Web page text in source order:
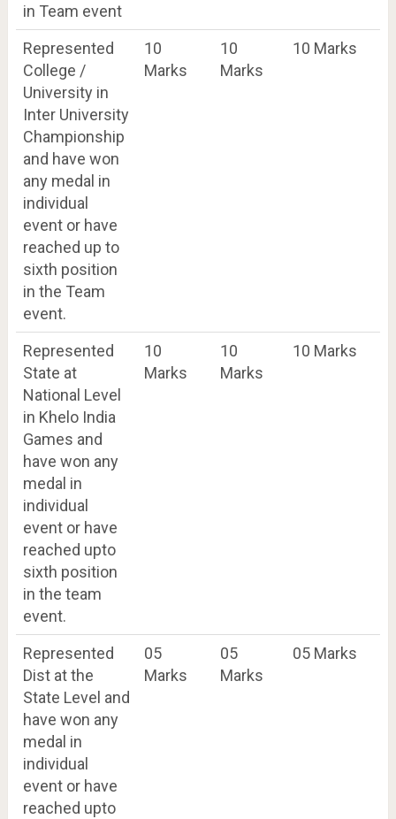
in Team event
Represented
College /
University in
Inter University
Championship
and have won
any medal in
individual
event or have
reached up to
sixth position
in the Team
event.
10
Marks
10
Marks
10 Marks
Represented
State at
National Level
in Khelo India
Games and
have won any
medal in
individual
event or have
reached upto
sixth position
in the team
event.
10
Marks
10
Marks
10 Marks
Represented
Dist at the
State Level and
have won any
medal in
individual
event or have
reached upto
05
Marks
05
Marks
05 Marks